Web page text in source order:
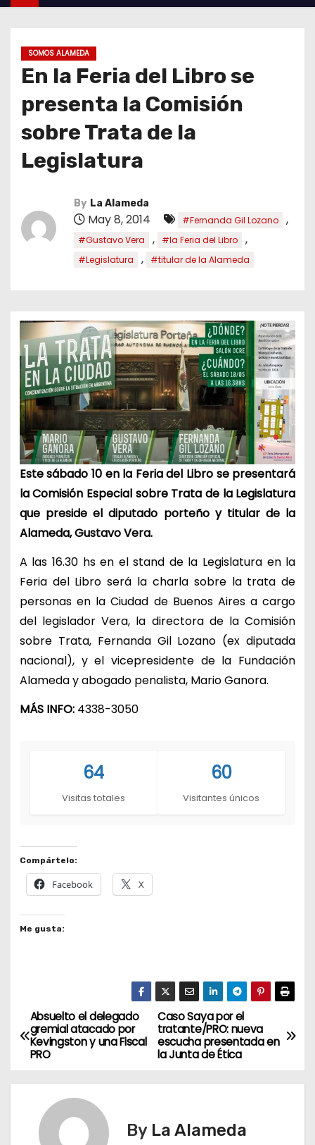
SOMOS ALAMEDA
En la Feria del Libro se
presenta la Comisión
sobre Trata de la
Legislatura
By La Alameda
May 8, 2014 #Fernanda Gil Lozano ,
#Gustavo Vera , #la Feria del Libro ,
#Legislatura , #titular de la Alameda
Este sábado 10 en la Feria del Libro se presentará
la Comisión Especial sobre Trata de la Legislatura
que preside el diputado porteño y titular de la
Alameda, Gustavo Vera.
A las 16.30 hs en el stand de la Legislatura en la
Feria del Libro será la charla sobre la trata de
personas en la Ciudad de Buenos Aires a cargo
del legislador Vera, la directora de la Comisión
sobre Trata, Fernanda Gil Lozano (ex diputada
nacional), y el vicepresidente de la Fundación
Alameda y abogado penalista, Mario Ganora.
MÁS INFO:4338-3050
64
Visitas totales
60
Visitantes únicos
Compártelo:
Facebook X
Me gusta:
N
a
v
Caso Saya por el
tratante/PRO: nueva
escucha presentada en
la Junta de Ética
Absuelto el delegado
gremial atacado por
Kevingston y una Fiscal
PRO
By La Alameda